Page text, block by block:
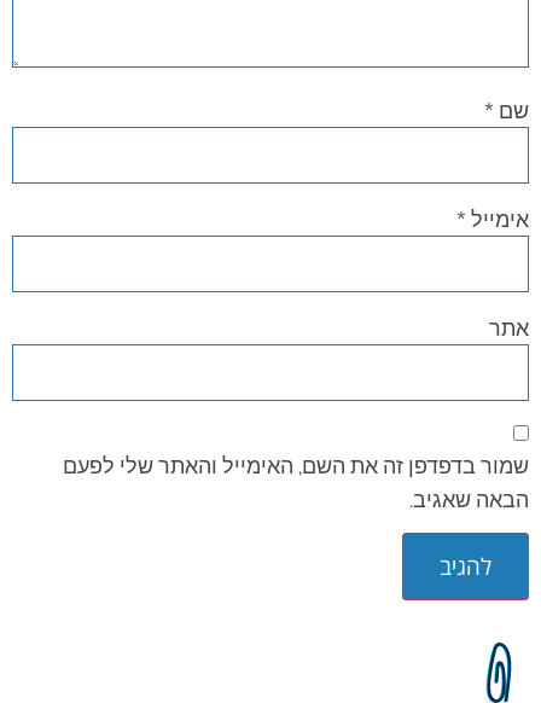
שם *
אימייל *
אתר
שמור בדפדפן זה את השם, האימייל והאתר שלי לפעם
הבאה שאגיב.